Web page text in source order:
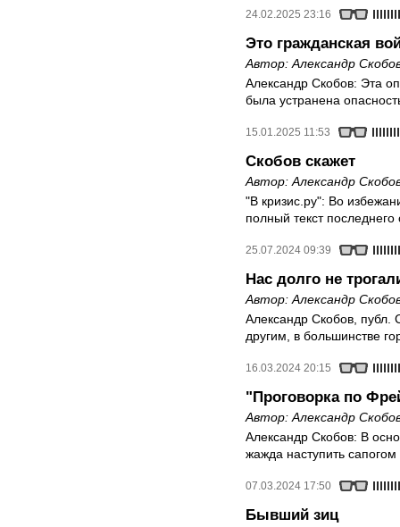
24.02.2025 23:16
Это гражданская
Автор: Александр
Александр Скобов: Эта
была устранена
15.01.2025 11:53
Скобов скажет
Автор: Александр
"В кризис.ру": Во
полный текст
25.07.2024 09:39
Нас долго не
Автор: Александр
Александр Скобов, публ.
другим, в большинстве
16.03.2024 20:15
"Проговорка по
Автор: Александр
Александр Скобов: В
жажда наступить сапогом
07.03.2024 17:50
Бывший зиц